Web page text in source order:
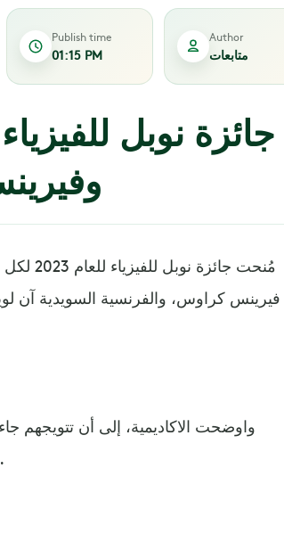
Publish time
01:15 PM
Author
متابعات
جائزة نوبل
مُنحت
فيرينس كراوس، والفرنسية السويدية آن
واوضحت الاكاديمية، إلى أن تتويجهم
الأتوثانية لدراسة ديناميكيات الإلكترون في المادة.